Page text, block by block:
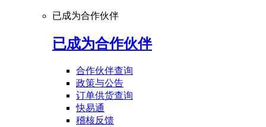
已成为合作伙伴
已成为合作伙伴
合作伙伴查询
政策与公告
订单供货查询
快易通
稽核反馈